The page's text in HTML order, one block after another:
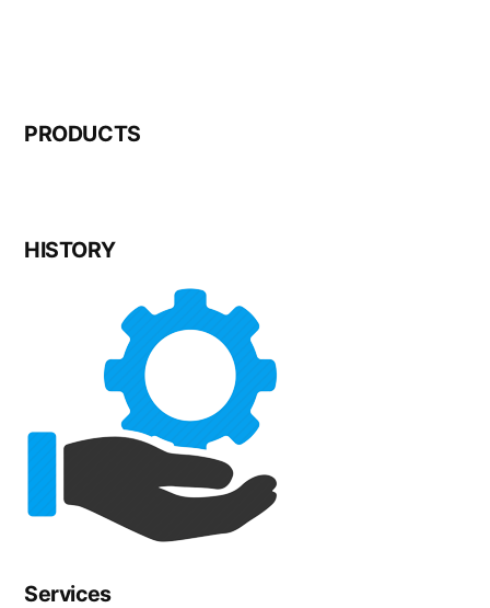
PRODUCTS
HISTORY
Services